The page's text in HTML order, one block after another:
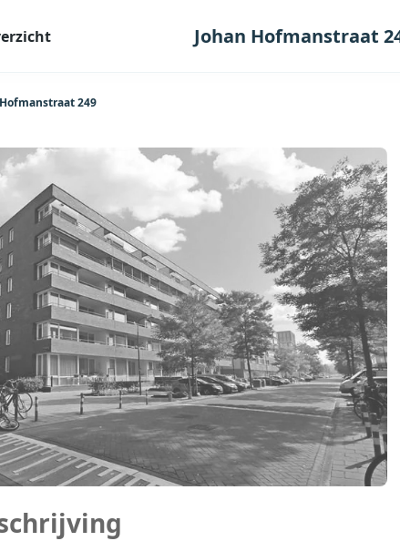
Johan Hofmanstraat
249